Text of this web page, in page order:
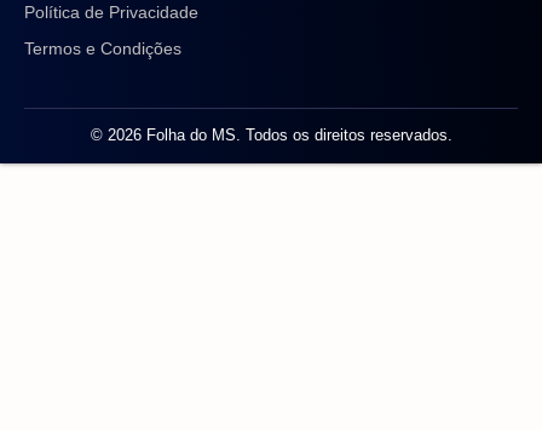
Política de Privacidade
Termos e Condições
© 2026 Folha do MS. Todos os direitos reservados.